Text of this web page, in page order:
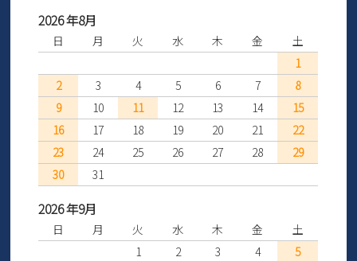
2026 年8月
日 月 火 水 木 金
土
1
2
3 4 5 6 7
8
9
10 11 12 13 14
15
16
17 18 19 20 21
22
23
24 25 26 27 28
29
30
31
2026 年9月
日 月 火 水 木 金
土
1
2 3 4
5